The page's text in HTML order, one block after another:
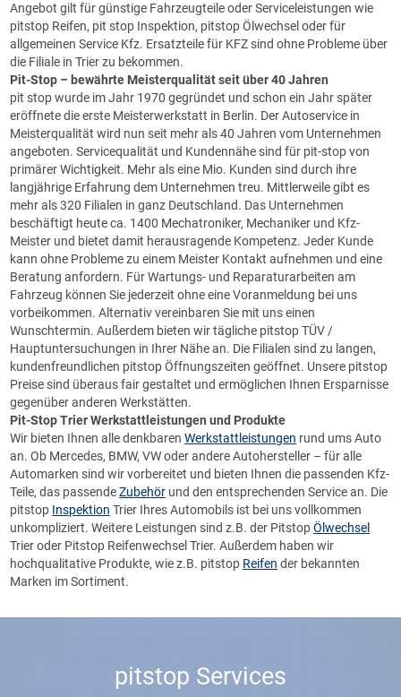
Angebot gilt für günstige Fahrzeugteile oder Serviceleistungen wie
pitstop Reifen, pit stop Inspektion, pitstop Ölwechsel oder für
allgemeinen Service Kfz. Ersatzteile für KFZ sind ohne Probleme über
die Filiale in Trier zu bekommen.
Pit-Stop – bewährte Meisterqualität seit über 40 Jahren
pit stop wurde im Jahr 1970 gegründet und schon ein Jahr später
eröffnete die erste Meisterwerkstatt in Berlin. Der Autoservice in
Meisterqualität wird nun seit mehr als 40 Jahren vom Unternehmen
angeboten. Servicequalität und Kundennähe sind für pit-stop von
primärer Wichtigkeit. Mehr als eine Mio. Kunden sind durch ihre
langjährige Erfahrung dem Unternehmen treu. Mittlerweile gibt es
mehr als 320 Filialen in ganz Deutschland. Das Unternehmen
beschäftigt heute ca. 1400 Mechatroniker, Mechaniker und Kfz-
Meister und bietet damit herausragende Kompetenz. Jeder Kunde
kann ohne Probleme zu einem Meister Kontakt aufnehmen und eine
Beratung anfordern. Für Wartungs- und Reparaturarbeiten am
Fahrzeug können Sie jederzeit ohne eine Voranmeldung bei uns
vorbeikommen. Alternativ vereinbaren Sie mit uns einen
Wunschtermin. Außerdem bieten wir tägliche pitstop TÜV /
Hauptuntersuchungen in Ihrer Nähe an. Die Filialen sind zu langen,
kundenfreundlichen pitstop Öffnungszeiten geöffnet. Unsere pitstop
Preise sind überaus fair gestaltet und ermöglichen Ihnen Ersparnisse
gegenüber anderen Werkstätten.
Pit-Stop TrierWerkstattleistungen und Produkte
Wir bieten Ihnen alle denkbarenWerkstattleistungen rund ums Auto
an. Ob Mercedes, BMW, VW oder andere Autohersteller – für alle
Automarken sind wir vorbereitet und bieten Ihnen die passenden Kfz-
Teile, das passendeZubehör und den entsprechenden Service an. Die
pitstop Inspektion Trier Ihres Automobils ist bei uns vollkommen
unkompliziert. Weitere Leistungen sind z.B. der PitstopÖlwechsel
Trier oder Pitstop Reifenwechsel Trier. Außerdem haben wir
hochqualitative Produkte, wie z.B. pitstop Reifen der bekannten
Marken im Sortiment.
pitstop Services